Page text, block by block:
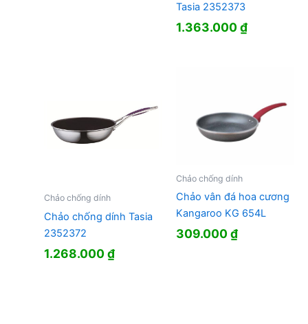
Tasia 2352373
1.363.000₫
Chảo chống dính
Chảo chống dính Tasia
2352372
1.268.000₫
Chảo chống dính
Chảo vân đá hoa cương
Kangaroo KG 654L
309.000₫